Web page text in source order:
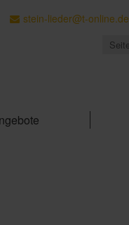
stein-lieder@t-online.de